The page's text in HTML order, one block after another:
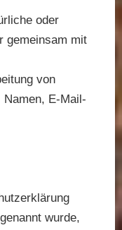
oder
gemeinsam mit
von
Namen, E-Mail-
wurde,